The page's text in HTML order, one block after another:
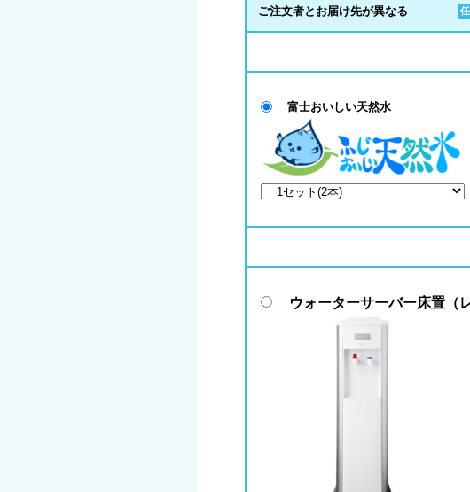
ご注文者とお届け先が異なる
富士おいしい天然水
ウォーターサーバー床置（